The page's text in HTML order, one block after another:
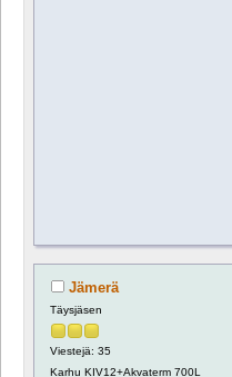
Jämerä
Täysjäsen
Viestejä: 35
Karhu KIV12+Akvaterm 700L